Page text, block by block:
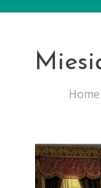
Home